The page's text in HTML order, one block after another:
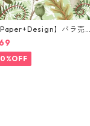
Paper+Design】バラ売
枚 ランチサイズ ペーパ
ナプキン Forest Fungi
ーン